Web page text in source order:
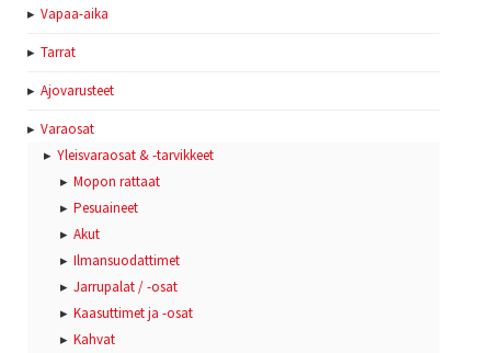
Vapaa-aika
Tarrat
Ajovarusteet
Varaosat
Yleisvaraosat & -tarvikkeet
Mopon rattaat
Pesuaineet
Akut
Ilmansuodattimet
Jarrupalat / -osat
Kaasuttimet ja -osat
Kahvat